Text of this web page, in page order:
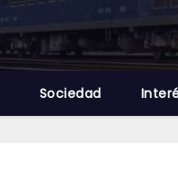
Sociedad